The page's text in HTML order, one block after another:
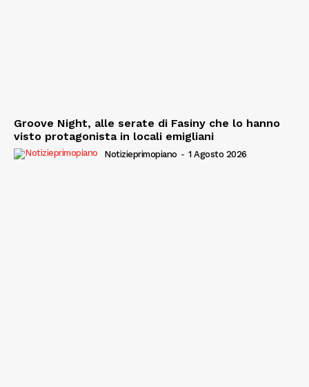
Groove Night, alle serate di Fasiny che lo hanno
visto protagonista in locali emigliani
Notizieprimopiano - 1 Agosto 2026